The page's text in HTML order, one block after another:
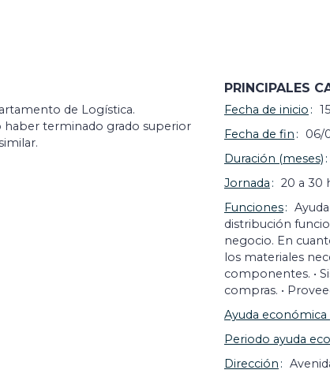
de Logística.
haber terminado grado superior
PRINCIPALES
Fecha de inicio
Fecha de fin
06/
Duración (meses)
Jornada
20 a 30
Funciones
distribución
negocio. En
los materiales
componentes. •
compras. •
Ayuda económica
Periodo ayuda
Dirección